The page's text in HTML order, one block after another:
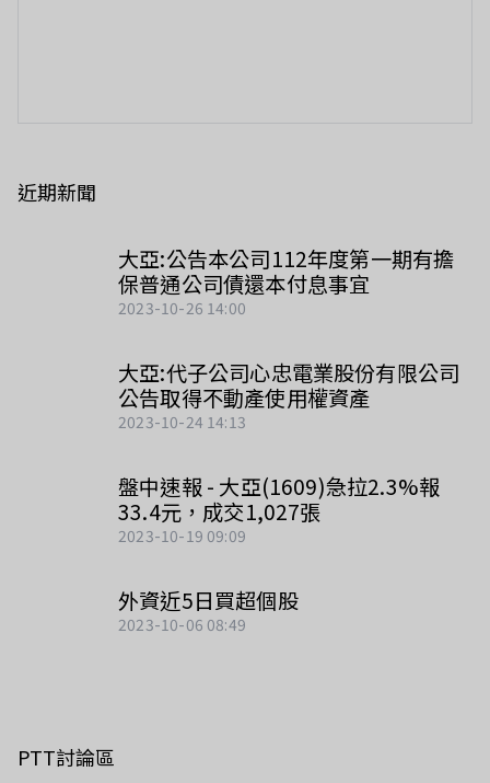
近期新聞
大亞:公告本公司112年度第一期有擔
保普通公司債還本付息事宜
2023-10-26 14:00
大亞:代子公司心忠電業股份有限公司
公告取得不動產使用權資產
2023-10-24 14:13
盤中速報 - 大亞(1609)急拉2.3%報
33.4元，成交1,027張
2023-10-19 09:09
外資近5日買超個股
2023-10-06 08:49
PTT討論區